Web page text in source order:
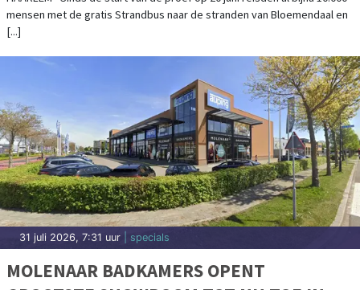
mensen met de gratis Strandbus naar de stranden van Bloemendaal en
[...]
31 juli 2026, 7:31 uur | specials
MOLENAAR BADKAMERS OPENT